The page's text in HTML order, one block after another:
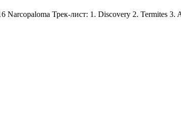
Narcopaloma Трек-лист: 1. Discovery 2. Termites